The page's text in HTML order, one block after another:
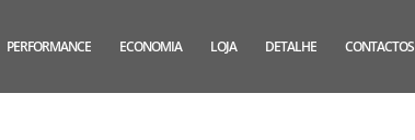
PERFORMANCE ECONOMIA LOJA DETALHE CONTACTOS